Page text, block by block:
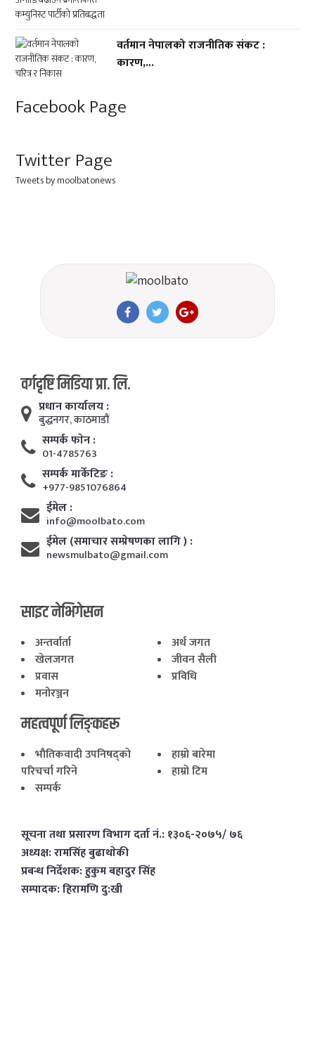
वर्तमान नेपालको राजनीतिक संकट :
कारण,...
Facebook Page
Twitter Page
Tweets by moolbatonews
वर्गदृष्टि मिडिया प्रा. लि.
प्रधान कार्यालय :
बुद्धनगर, काठमाडाैं
सम्पर्क फाेन :
01-4785763
सम्पर्क मार्केटिङ :
+977-9851076864
ईमेल :
info@moolbato.com
ईमेल (समाचार सम्प्रेषणका लागि ) :
newsmulbato@gmail.com
साइट नेभिगेसन
अन्तर्वार्ता
अर्थ जगत
खेलजगत
जीवन सैली
प्रवास
प्रविधि
मनोरञ्जन
महत्वपूर्ण लिङ्कहरू
भाैतिकवादी उपनिषद्काे
परिचर्चा गरिने
हाम्राे बारेमा
हाम्राे टिम
सम्पर्क
सूचना तथा प्रसारण विभाग दर्ता नं.: १३०६-२०७५/ ७६
अध्यक्ष: रामसिंह बुढाथाेकी
प्रबन्ध निर्देशक: हुकुम बहादुर सिंह
सम्पादक: हिरामणि दु:खी